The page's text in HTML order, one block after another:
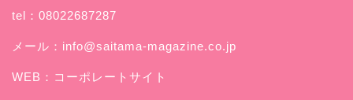
tel：08022687287
メール： info@saitama-magazine.co.jp
WEB： コーポレートサイト